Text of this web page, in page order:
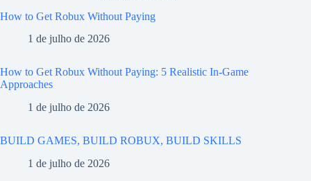
How to Get Robux Without Paying
1 de julho de 2026
How to Get Robux Without Paying: 5 Realistic In-Game
Approaches
1 de julho de 2026
BUILD GAMES, BUILD ROBUX, BUILD SKILLS
1 de julho de 2026